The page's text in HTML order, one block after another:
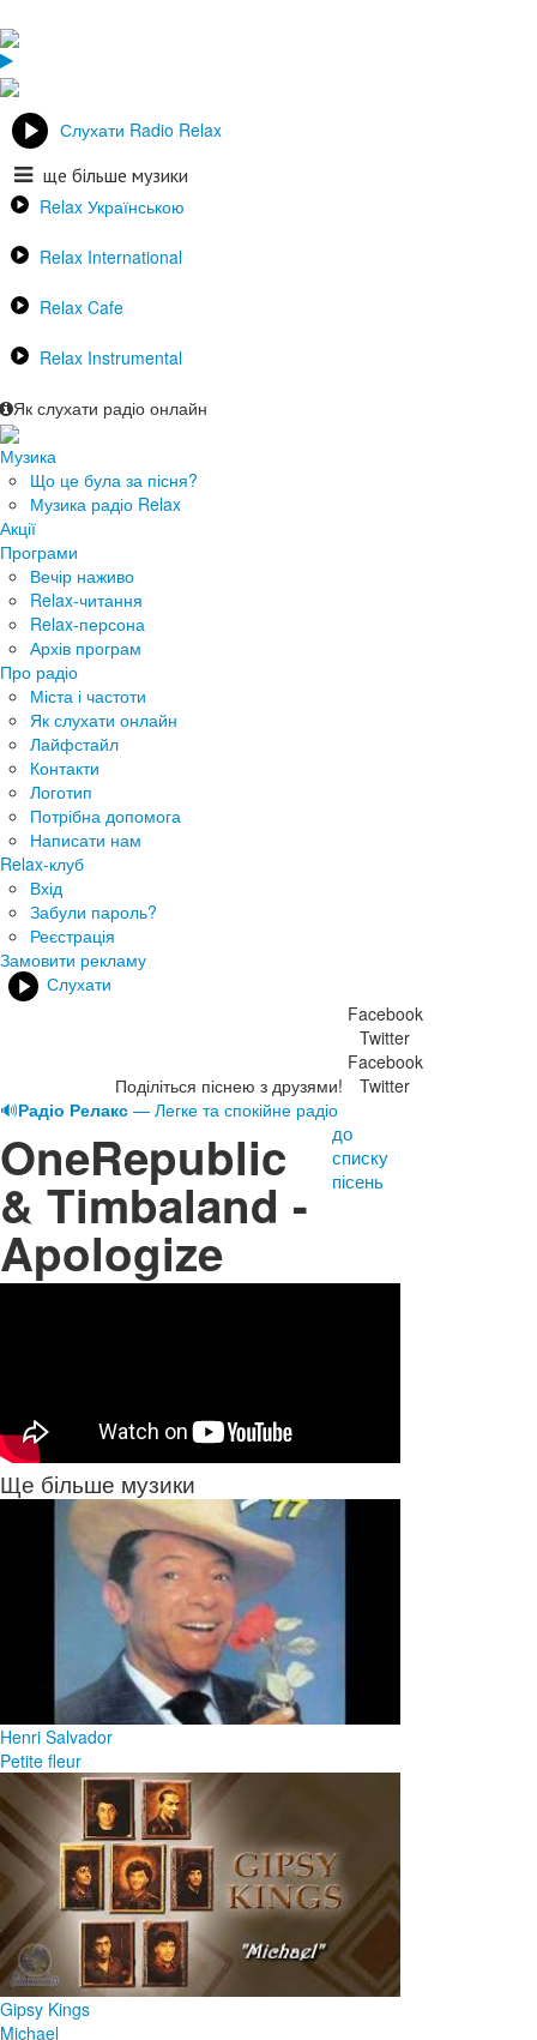
Слухати Radio Relax
ще більше музики
Relax Українською
Relax International
Relax Cafe
Relax Instrumental
Як слухати радіо онлайн
Музика
Що це була за пісня?
Музика радіо Relax
Акції
Програми
Вечір наживо
Relax-читання
Relax-персона
Архів програм
Про радіо
Міста і частоти
Як слухати онлайн
Лайфстайл
Контакти
Логотип
Потрібна допомога
Написати нам
Relax-клуб
Вхід
Забули пароль?
Реєстрація
Замовити рекламу
Слухати
Поділіться піснею з друзями!
Facebook
Twitter
Facebook
Twitter
🔊Радіо Релакс — Легке та спокійне радіо
OneRepublic
& Timbaland -
Apologize
до
списку
пісень
Ще більше музики
Henri Salvador
Petite fleur
Gipsy Kings
Michael